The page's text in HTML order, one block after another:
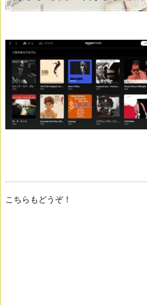
こちらもどうぞ！